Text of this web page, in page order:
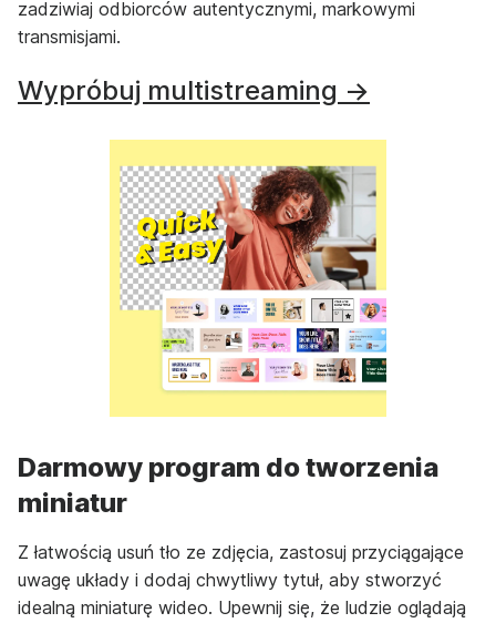
zadziwiaj odbiorców autentycznymi, markowymi
transmisjami.
Wypróbuj multistreaming →
Darmowy program do tworzenia
miniatur
Z łatwością usuń tło ze zdjęcia, zastosuj przyciągające
uwagę układy i dodaj chwytliwy tytuł, aby stworzyć
idealną miniaturę wideo. Upewnij się, że ludzie oglądają